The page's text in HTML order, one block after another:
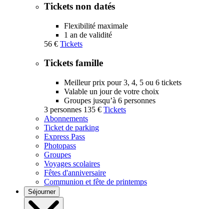
Tickets non datés
Flexibilité maximale
1 an de validité
56 € Tickets
Tickets famille
Meilleur prix pour 3, 4, 5 ou 6 tickets
Valable un jour de votre choix
Groupes jusqu’à 6 personnes
3 personnes 135 € Tickets
Abonnements
Ticket de parking
Express Pass
Photopass
Groupes
Voyages scolaires
Fêtes d'anniversaire
Communion et fête de printemps
Séjourner